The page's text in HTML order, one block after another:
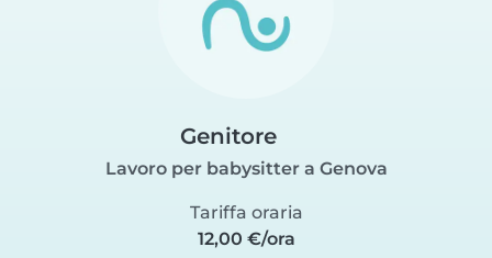
Genitore
Lavoro per babysitter a Genova
Tariffa oraria
12,00 €/ora